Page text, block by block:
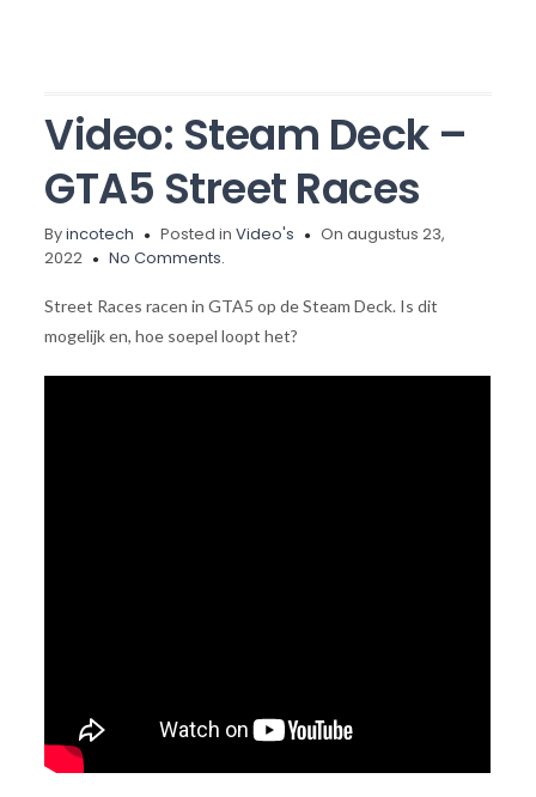
Video: Steam Deck –
GTA5 Street Races
Byincotech Posted inVideo's
On augustus 23,
2022
No Comments.
Street Races racen in GTA5 op de Steam Deck. Is dit
mogelijk en, hoe soepel loopt het?